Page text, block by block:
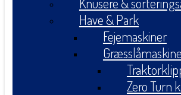
Have & Park
Fejemaskiner
Zero Turn